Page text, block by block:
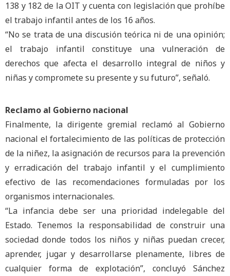
138 y 182 de la OIT y cuenta con legislación que prohíbe
el trabajo infantil antes de los 16 años.
“No se trata de una discusión teórica ni de una opinión;
el trabajo infantil constituye una vulneración de
derechos que afecta el desarrollo integral de niños y
niñas y compromete su presente y su futuro”, señaló.
Reclamo al Gobierno nacional
Finalmente, la dirigente gremial reclamó al Gobierno
nacional el fortalecimiento de las políticas de protección
de la niñez, la asignación de recursos para la prevención
y erradicación del trabajo infantil y el cumplimiento
efectivo de las recomendaciones formuladas por los
organismos internacionales.
“La infancia debe ser una prioridad indelegable del
Estado. Tenemos la responsabilidad de construir una
sociedad donde todos los niños y niñas puedan crecer,
aprender, jugar y desarrollarse plenamente, libres de
cualquier forma de explotación”, concluyó Sánchez